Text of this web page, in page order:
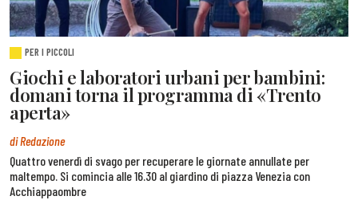
PER I PICCOLI
Giochi e laboratori urbani per bambini:
domani torna il programma di «Trento
aperta»
di Redazione
Quattro venerdì di svago per recuperare le giornate annullate per
maltempo. Si comincia alle 16.30 al giardino di piazza Venezia con
Acchiappaombre